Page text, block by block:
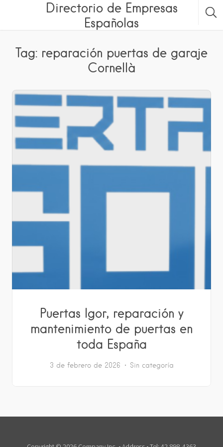
Directorio de Empresas
Españolas
Tag: reparación puertas de garaje
Cornellà
Puertas Igor, reparación y
mantenimiento de puertas en
toda España
3 de febrero de 2026 Sin categoría